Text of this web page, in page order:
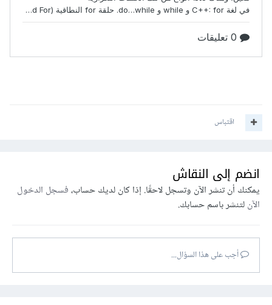
اقتباس
انضم إلى النقاش
يمكنك أن تنشر الآن وتسجل لاحقًا. إذا كان لديك حساب،فسجل الدخول
الآنلتنشر باسم حسابك.
أجب على هذا السؤال...